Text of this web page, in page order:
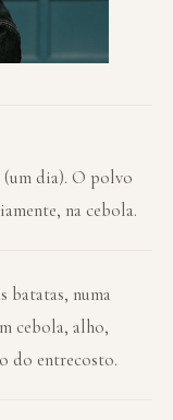
dia). O polvo
na cebola.
batatas, numa
cebola, alho,
do entrecosto.